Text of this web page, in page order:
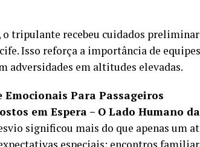
tripulante recebeu cuidados
Isso reforça a importância de
adversidades em altitudes elevadas.
Para Passageiros
em Espera – O Lado Humano
significou mais do que apenas um